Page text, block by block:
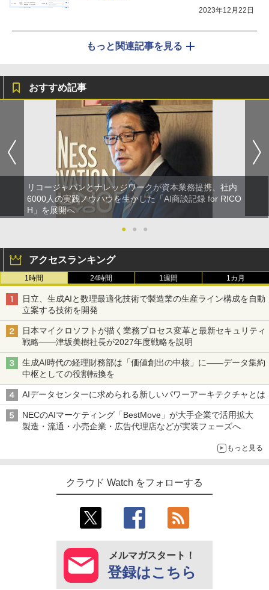
2023年12月22日
もっと関連記事を見る
おすすめ記事
リコージャパンとナレッジワークが資本業務提携、社内
6000人の実践ノウハウを生かした「AI商談記録 for RICO
H」を展開へ
●
● ●
アクセスランキング
1時間 24時間 1週間 1カ月
日立、生成AIと数理最適化技術で製造業の生産ライン構成を自動
立案する技術を開発
日本マイクロソフトが描く業務プロセス変革と最新セキュリティ
戦略――津坂美樹社長が2027年度戦略を説明
生成AI時代の経理財務部は「価値創出の中核」に――データ集約
中枢としての役割転換を
AIデータセンターに求められる新しいパワーアーキテクチャとは
NECのAIマーケティング「BestMove」が大手企業で活用拡大
製造・流通・小売企業・広告代理店などが実装フェーズへ
もっと見る
クラウド Watch をフォローする
メルマガスタート！
登録はこちら